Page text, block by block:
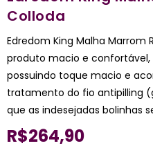
Colloda
Edredom King Malha Marrom
produto macio e
possuindo toque macio e
tratamento do fio antipilling
que as indesejadas bolinhas
R$264,90